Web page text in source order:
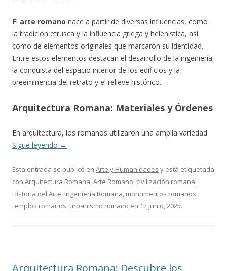
El arte romano nace a partir de diversas influencias, como
la tradición etrusca y la influencia griega y helenística, así
como de elementos originales que marcaron su identidad.
Entre estos elementos destacan el desarrollo de la ingeniería,
la conquista del espacio interior de los edificios y la
preeminencia del retrato y el relieve histórico.
Arquitectura Romana: Materiales y Órdenes
En arquitectura, los romanos utilizaron una amplia variedad
Sigue leyendo →
Esta entrada se publicó en Arte y Humanidades y está etiquetada
con Arquitectura Romana,Arte Romano, civilización romana,
Historia del Arte, Ingeniería Romana, monumentos romanos,
templos romanos, urbanismo romano en 12 junio, 2025.
Arquitectura Romana: Descubre los